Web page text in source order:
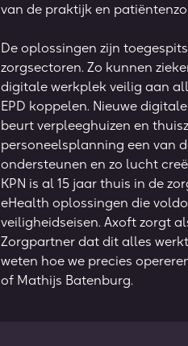
van de praktijk en
De oplossingen zijn
zorgsectoren. Zo kunnen
digitale werkplek veilig aan
EPD koppelen. Nieuwe
beurt verpleeghuizen en
personeelsplanning een van
ondersteunen en zo lucht
KPN is al 15 jaar thuis in de
eHealth oplossingen die
veiligheidseisen. Axoft zorgt
Zorgpartner dat dit alles
weten hoe we precies
of Mathijs Batenburg.